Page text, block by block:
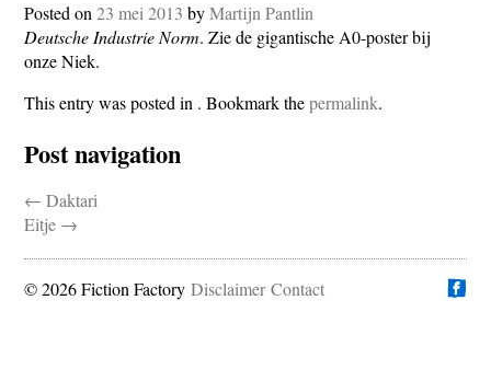
Posted on23 mei 2013 byMartijn Pantlin
Deutsche Industrie Norm. Zie de gigantische A0-poster bij
onze Niek.
This entry was posted in . Bookmark thepermalink.
Post navigation
← Daktari
Eitje →
© 2026 Fiction Factory Disclaimer Contact
Vind ons op